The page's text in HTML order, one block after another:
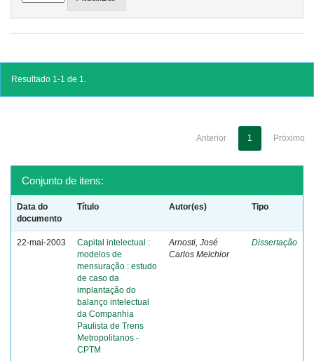
Resultado 1-1 de 1.
Anterior 1 Próximo
Conjunto de itens:
Data do
documento
Título Autor(es) Tipo
22-mai-2003
Capital intelectual :
modelos de
mensuração : estudo
de caso da
implantação do
balanço intelectual
da Companhia
Paulista de Trens
Metropolitanos -
CPTM
Arnosti, José
Carlos Melchior
Dissertação